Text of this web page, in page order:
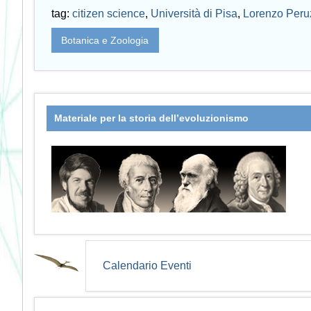
tag: citizen science, Università di Pisa, Lorenzo
Botanica e Zoologia
Materiale per la storia dell’evoluzionismo
Calendario Eventi